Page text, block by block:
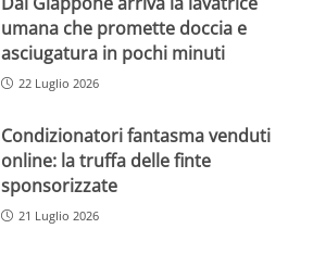
umana che promette doccia e
asciugatura in pochi minuti
22 Luglio 2026
Condizionatori fantasma venduti
online: la truffa delle finte
sponsorizzate
21 Luglio 2026